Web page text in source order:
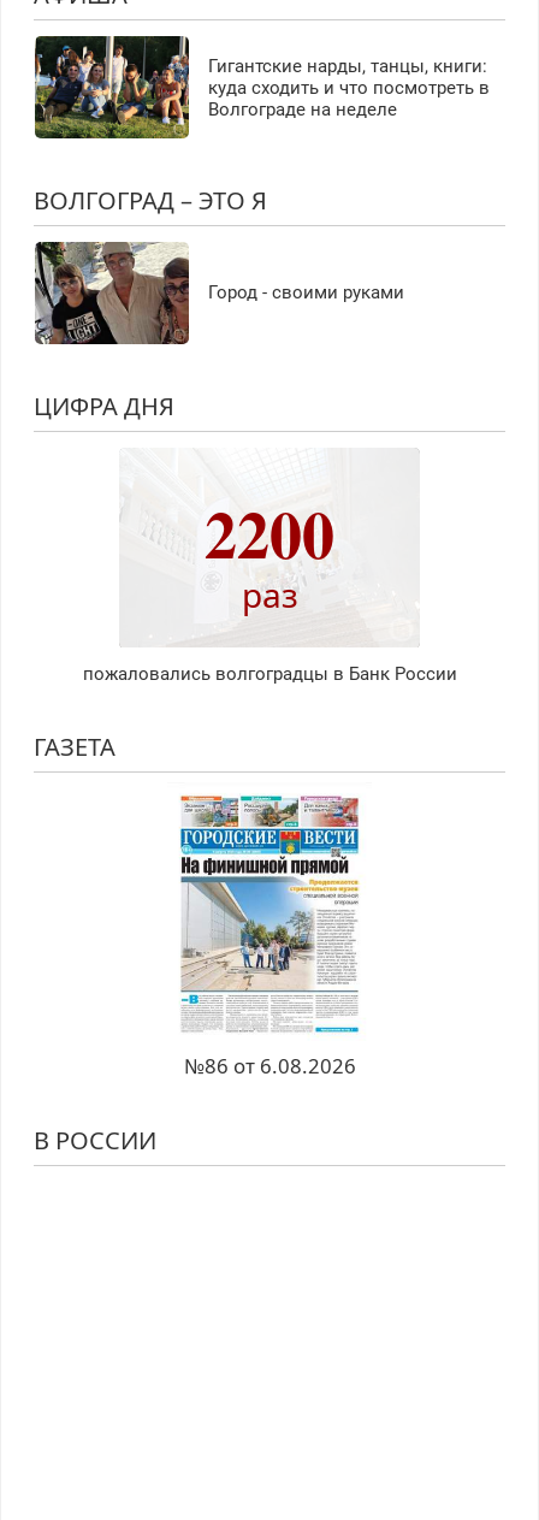
Гигантские нарды, танцы, книги:
куда сходить и что посмотреть в
Волгограде на неделе
ВОЛГОГРАД – ЭТО Я
Город - своими руками
ЦИФРА ДНЯ
2200
раз
пожаловались волгоградцы в Банк России
ГАЗЕТА
№86 от 6.08.2026
В РОССИИ